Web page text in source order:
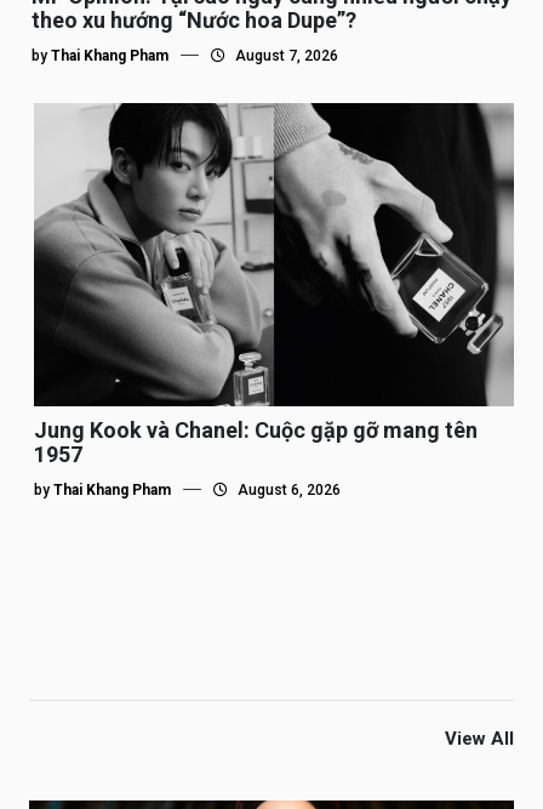
theo xu hướng “Nước hoa Dupe”?
by Thai Khang Pham August 7, 2026
Jung Kook và Chanel: Cuộc gặp gỡ mang tên
1957
by Thai Khang Pham August 6, 2026
View All